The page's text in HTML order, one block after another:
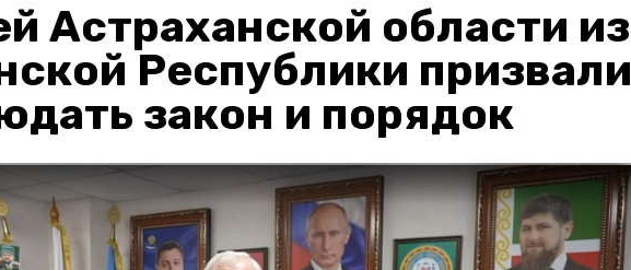
Астраханской области из
Республики призвали
закон и порядок